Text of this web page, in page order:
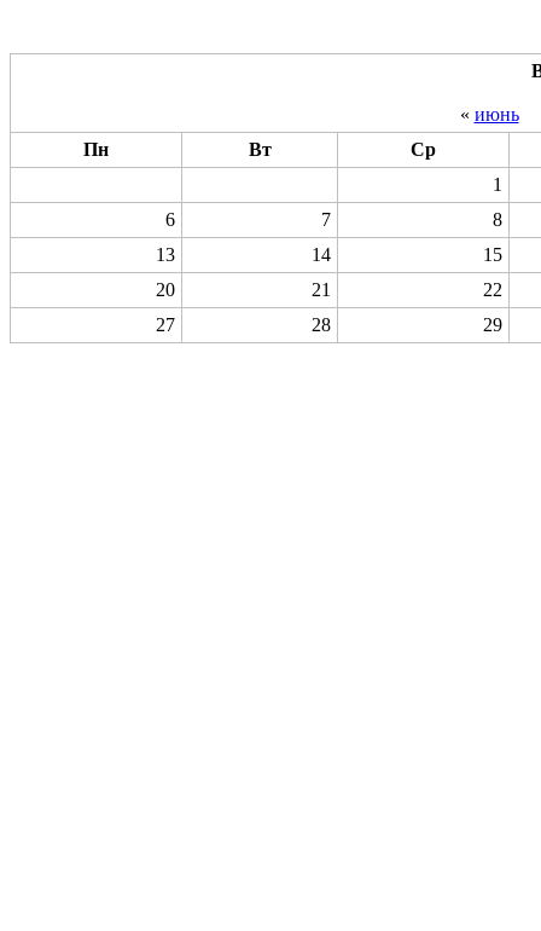
« июнь
Пн
Вт
Ср
1
6
7
8
13
14
15
20
21
22
27
28 29